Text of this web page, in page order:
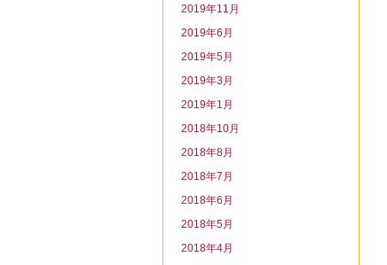
2019年11月
2019年6月
2019年5月
2019年3月
2019年1月
2018年10月
2018年8月
2018年7月
2018年6月
2018年5月
2018年4月